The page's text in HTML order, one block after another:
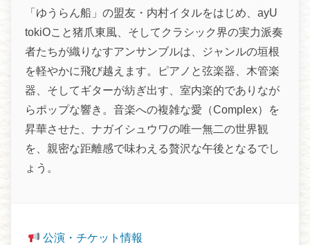
「ゆうらん船」の盟友・内村イタルをはじめ、ayU
tokiOこと猪爪東風、そしてクラシック界の実力派奏
者たちが織りなすアンサンブルは、ジャンルの垣根
を軽やかに飛び越えます。ピアノと弦楽器、木管楽
器、そしてギターが紡ぎ出す、室内楽的でありなが
らポップな響き。音楽への複雑な愛（Complex）を
昇華させた、ナガイシュウワの唯一無二の世界観
を、親密な距離感で味わえる贅沢な午後となるでし
ょう。
公演・チケット情報